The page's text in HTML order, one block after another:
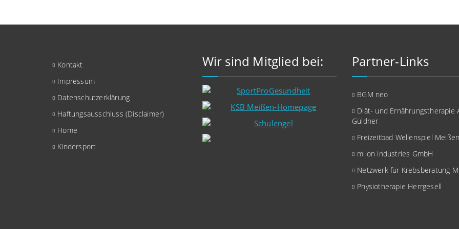
Kontakt
Impressum
Datenschutzerklärung
Haftungsausschluss (Disclaimer)
Home
Kindersport
Wir sind Mitglied bei: Partner-Links
BGM neo
Diät- und Ernährungstherapie
Güldner
Freizeitbad Wellenspiel Meißen
milon industries GmbH
Netzwerk für Krebsberatung
Physiotherapie Herrgesell